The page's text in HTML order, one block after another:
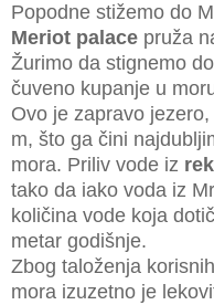
Popodne stižemo do
Meriot palace pruža
Žurimo da stignemo
čuveno kupanje u
Ovo je zapravo
m, što ga čini
mora. Priliv vode iz
tako da iako voda iz
količina vode koja
metar godišnje.
Zbog taloženja
mora izuzetno je